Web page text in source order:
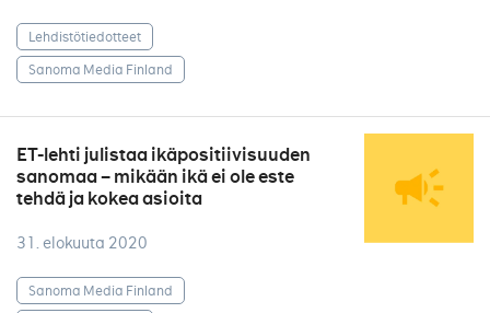
Lehdistötiedotteet
Sanoma Media Finland
ET-lehti julistaa ikäpositiivisuuden
sanomaa – mikään ikä ei ole este
tehdä ja kokea asioita
31. elokuuta 2020
Sanoma Media Finland